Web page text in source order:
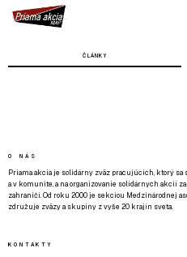
ČLÁNKY
O NÁS
Priama akcia je solidárny zväz pracujúcich, ktorý
a v komunite, a na organizovanie solidárnych akcií
zahraničí. Od roku 2000 je sekciou Medzinárodnej
združuje zväzy a skupiny z vyše 20 krajín sveta.
KONTAKTY